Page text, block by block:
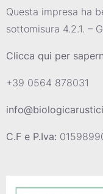
Questa impresa ha
sottomisura 4.2.1. –
Clicca qui per
+39 0564 878031
C.F e P.Iva: